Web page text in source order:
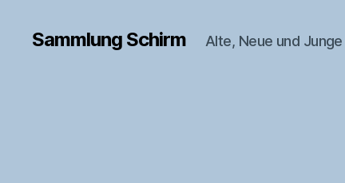
Sammlung Schirm Alte, Neue und